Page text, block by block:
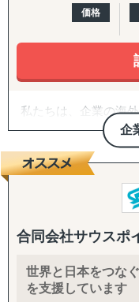
価格
企
私たちは、企業の海
一気通貫で伴走支援
『どの国が最適か？
進出後に必ず直面す
要各国に常駐するメ
トします。
これまでの支援歴は
た。
合同会社サウスポ
世界と日本をつな
を支援しています